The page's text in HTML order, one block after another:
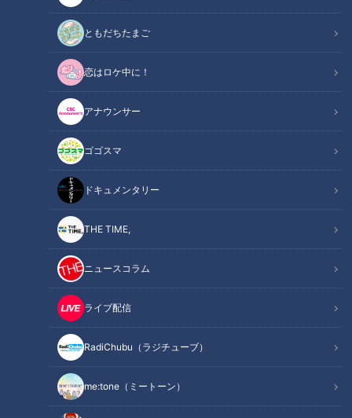
ともだちたまご
恋はロケ中に！
アナウンサー
ゴゴスマ
ドキュメンタリー
THE TIME,
ニュースコラム
ライブ配信
RadiChubu（ラジチューブ）
me:tone（ミートーン）
暮らしに役立つものから必需品まで、今や何でもそろう100円
ショップのダイソー。店舗によって陳列されている品数は変わ
りますが、名古屋市にある栄スカイル店にはキッチングッズや
掃除用品などおよそ3万8000点もの商品が並びます。お客さん
が愛用するのは、一体どんなグッズなのか？ダイソーで買い物
中の方を調査しました。
超便利！料理苦手な人でも簡単に“野菜のみじん切り”ができ
るグッズ
100円ショップグッズを別の用途で使う人も 驚きの使い方
パーティーグッズも豊富！サプライズパーティーにもオス
スメ！
オススメ関連コンテンツ
超便利！料理苦手な人でも簡単に“野菜のみじん